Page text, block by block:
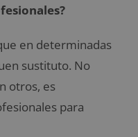
en determinadas
sustituto. No
otros, es
para